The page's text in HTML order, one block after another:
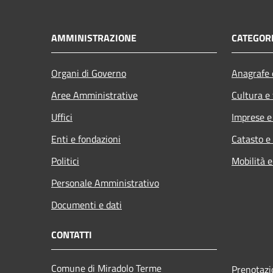
AMMINISTRAZIONE
Organi di Governo
Aree Amministrative
Uffici
Enti e fondazioni
Politici
Personale Amministrativo
Documenti e dati
Cultura
Imprese
Catasto
Mobilità
CONTATTI
Comune di Miradolo Terme